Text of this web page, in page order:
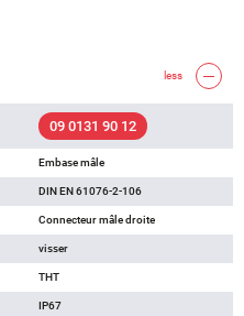
less
09 0131 90 12
Embase mâle
DIN EN 61076-2-106
Connecteur mâle droite
visser
THT
IP67